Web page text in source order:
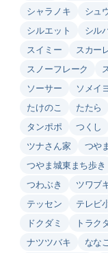
シャラノキ シュ
シルエット
シル
スイミー
スカー
スノーフレーク
ソーサー
ソメイ
たけのこ
たたら
タンポポ
つくし
ツナさん家
つや
つやま城東まち歩き
つわぶき
ツワブ
テッセン
テレビ
ドクダミ
トラク
ナツツバキ
なな